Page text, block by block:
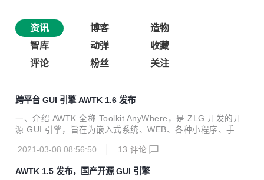
资讯 博客
造物
智库
动弹
收藏
评论
粉丝 关注
跨平台 GUI 引擎 AWTK 1.6 发布
一、介绍 AWTK 全称 Toolkit AnyWhere，是 ZLG 开发的开
源 GUI 引擎，旨在为嵌入式系统、WEB、各种小程序、手机
效可靠、简单易用、可轻松做出炫酷效果的 GUI 引擎。 欢迎
个方面： Toolkit AnyWhere。 ZLG 物联网操作系统 AWorks
2021-03-08 08:56:50 13 评论
AWTK 1.5 发布，国产开源 GUI 引擎